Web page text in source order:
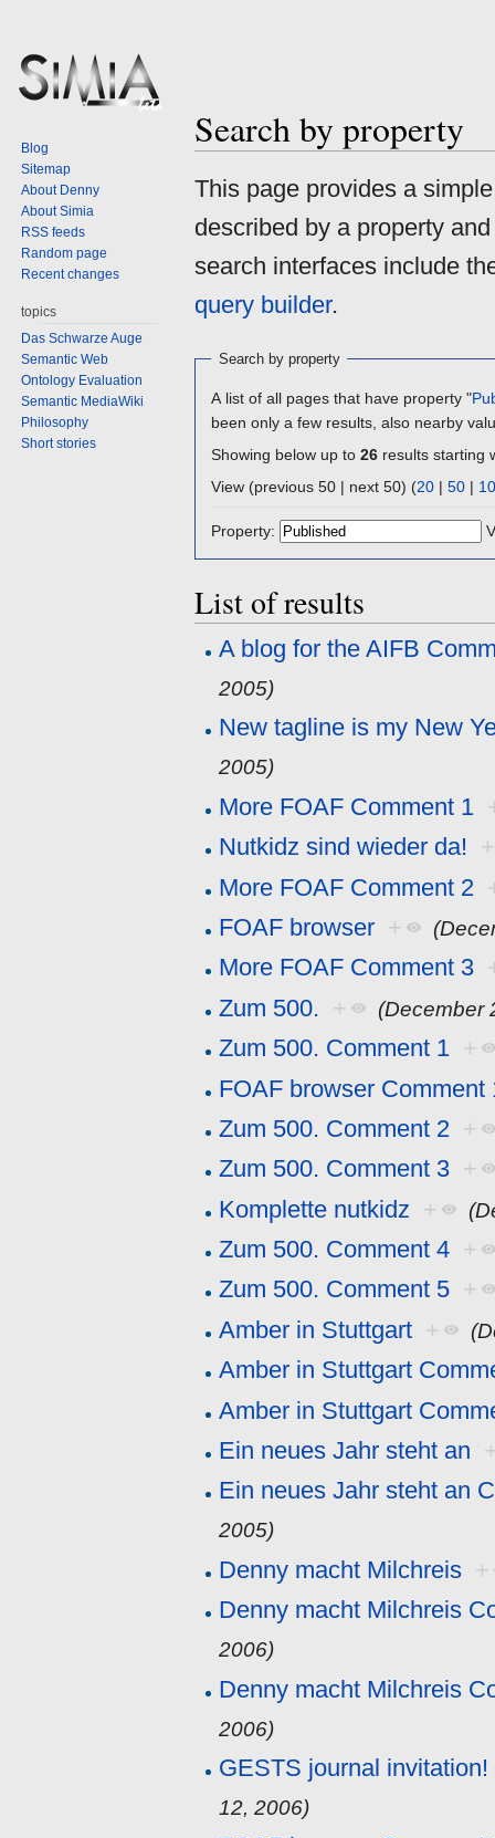
Search by property
Jump
navigation
Jump
search
This page provides a
described by a property
search interfaces include
query builder.
Search by property
A list of all pages that have property "
been only a few results, also nearby
Showing below up to 26 results starting
View (previous 50 | next 50) (20 | 50 |
Property:
List of results
A blog for the AIFB
2005)
New tagline is my New
2005)
More FOAF Comment 1
Nutkidz sind wieder da! +
More FOAF Comment 2
FOAF browser +
More FOAF Comment 3
Zum 500. + (December
Zum 500. Comment 1 +
FOAF browser Comment
Zum 500. Comment 2 +
Zum 500. Comment 3 +
Komplette nutkidz +
Zum 500. Comment 4 +
Zum 500. Comment 5 +
Amber in Stuttgart +
Amber in Stuttgart
Amber in Stuttgart
Ein neues Jahr steht an
Ein neues Jahr steht an
2005)
Denny macht Milchreis +
Denny macht Milchreis
2006)
Denny macht Milchreis
2006)
GESTS journal
12, 2006)
Blog
Sitemap
About Denny
About Simia
RSS feeds
Random page
Recent changes
topics
Das Schwarze Auge
Semantic Web
Ontology Evaluation
Semantic MediaWiki
Philosophy
Short stories